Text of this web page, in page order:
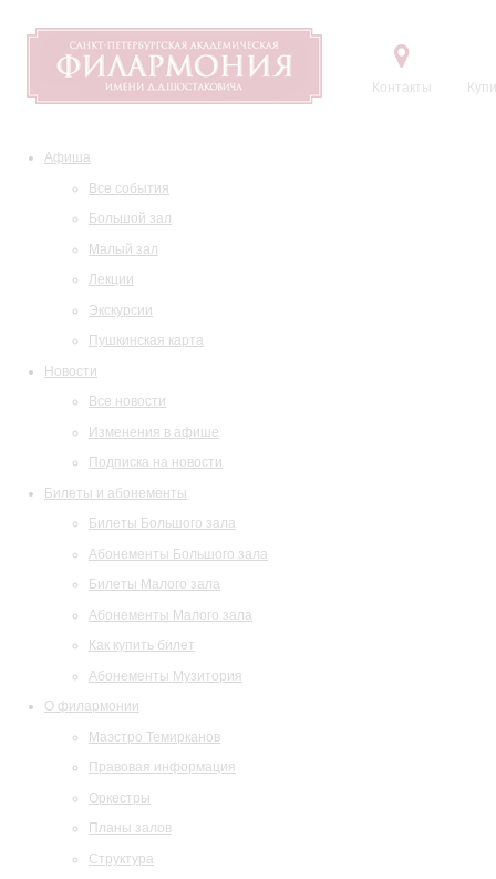
Контакты
Афиша
Все события
Большой зал
Малый зал
Лекции
Экскурсии
Пушкинская карта
Новости
Все новости
Изменения в афише
Подписка на новости
Билеты и абонементы
Билеты Большого зала
Абонементы Большого зала
Билеты Малого зала
Абонементы Малого зала
Как купить билет
Абонементы Музитория
О филармонии
Маэстро Темирканов
Правовая информация
Оркестры
Планы залов
Структура